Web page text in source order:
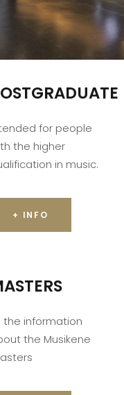
for people
the higher
in music.
+ INFO
the information
the Musikene